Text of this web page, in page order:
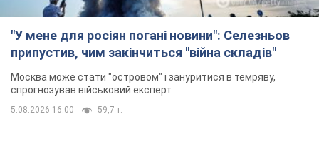
"У мене для росіян погані новини": Селезньов
припустив, чим закінчиться "війна складів"
Москва може стати "островом" і зануритися в темряву,
спрогнозував військовий експерт
5.08.2026 16:00 59,7 т.